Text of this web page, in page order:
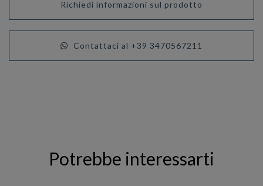
Richiedi informazioni sul prodotto
Contattaci al +39 3470567211
Potrebbe interessarti